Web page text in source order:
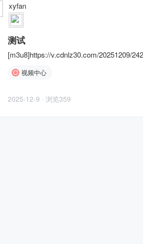
xyfan
测试
[m3u8]https://v.cdnlz30.com/20251209/
视频中心
2025-12-9 · 浏览359